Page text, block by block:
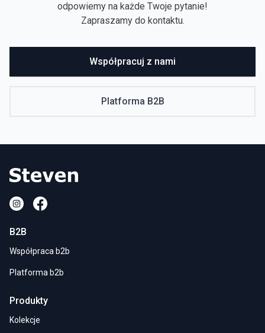
odpowiemy na każde Twoje pytanie!
Zapraszamy do kontaktu.
Współpracuj z nami
Platforma B2B
B2B
Współpraca b2b
Platforma b2b
Produkty
Kolekcje